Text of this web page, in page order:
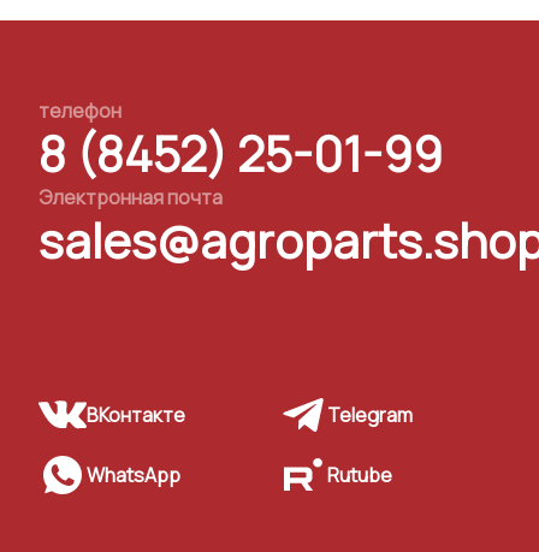
телефон
8 (8452) 25-01-99
Электронная почта
ВКонтакте Telegram
WhatsApp Rutube